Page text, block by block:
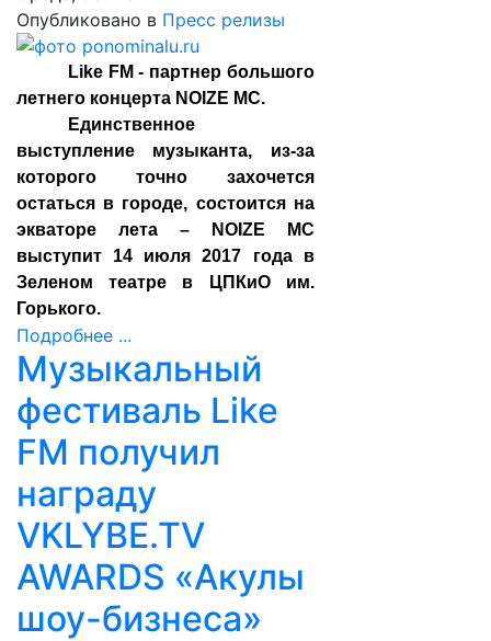
Опубликовано в Пресс релизы
Like FM - партнер большого
летнего концерта NOIZE MC.
Единственное
выступление музыканта, из-за
которого точно захочется
остаться в городе, состоится на
экваторе лета – NOIZE MC
выступит 14 июля 2017 года в
Зеленом театре в ЦПКиО им.
Горького.
Подробнее ...
Музыкальный
фестиваль Like
FM получил
награду
VKLYBE.TV
AWARDS «Акулы
шоу-бизнеса»